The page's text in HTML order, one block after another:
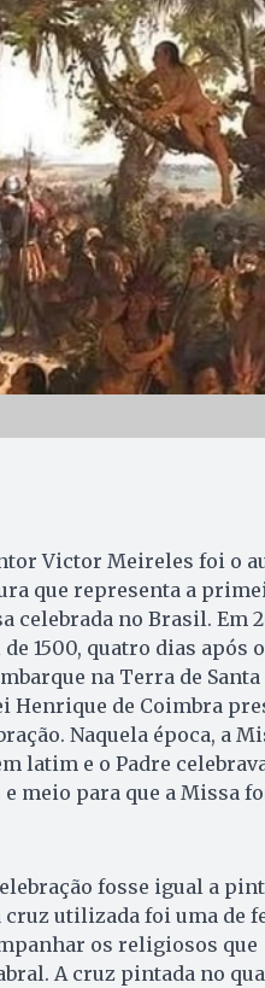
Victor Meireles foi o
que representa a
celebrada no Brasil. Em
1500, quatro dias após o
na Terra de Santa
Henrique de Coimbra
Naquela época, a
latim e o Padre
meio para que a Missa
fosse igual a
cruz utilizada foi uma de
os religiosos que
A cruz pintada no